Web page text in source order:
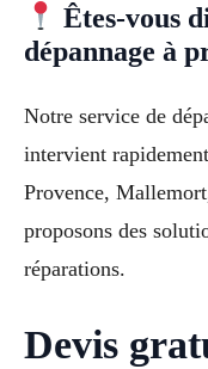
Êtes-vous
dépannage à
Notre service de
intervient
Provence,
proposons des
réparations.
Devis